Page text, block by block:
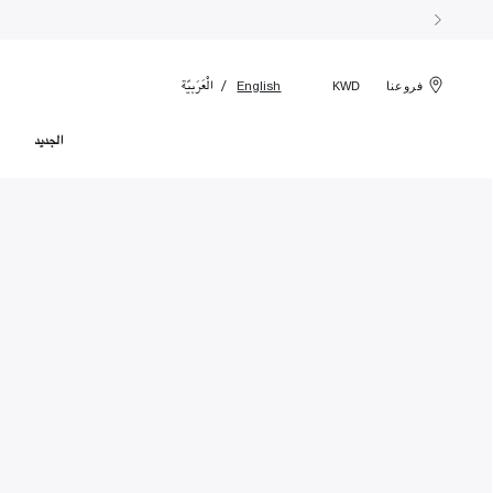
فروعنا KWD
English الْعَرَبيّة
الجديد